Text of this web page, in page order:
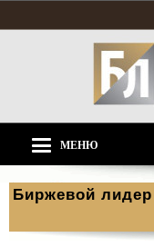
МЕНЮ
Биржевой лидер